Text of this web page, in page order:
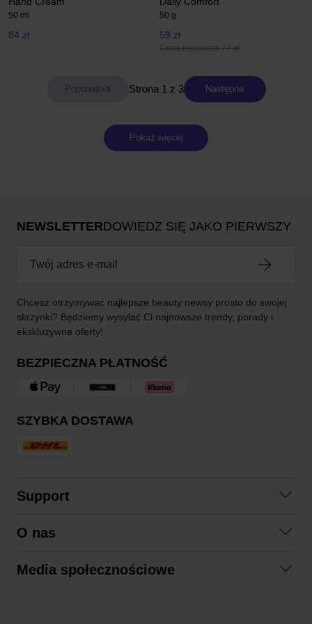
50 ml
84 zł
50 g
59 zł
Cena regularna 77 zł
Strona 1 z 3 Następna
Pokaż więcej
NEWSLETTERDOWIEDZ SIĘ JAKO PIERWSZY
Chcesz otrzymywać najlepsze beauty newsy prosto do swojej
skrzynki? Będziemy wysyłać Ci najnowsze trendy, porady i
ekskluzywne oferty!
BEZPIECZNA PŁATNOŚĆ
SZYBKA DOSTAWA
Support
Regulamin zakupów
O nas
Zrównoważony rozwój
Media społecznościowe